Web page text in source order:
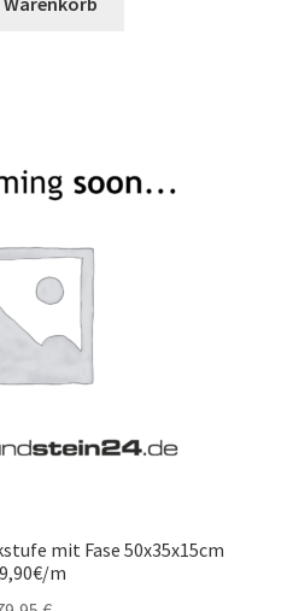
mit Fase 50x35x15cm
m